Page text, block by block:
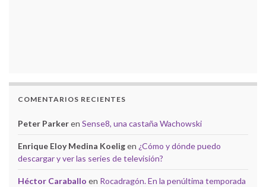
COMENTARIOS RECIENTES
Peter Parkeren Sense8, una castaña Wachowski
Enrique Eloy Medina Koeligen ¿Cómo y dónde puedo
descargar y ver las series de televisión?
Héctor Caraballo en Rocadragón. En la penúltima temporada